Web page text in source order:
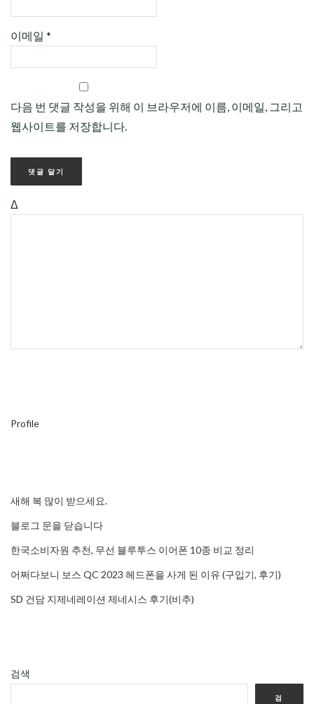
이메일 *
다음 번 댓글 작성을 위해 이 브라우저에 이름, 이메일, 그리고
웹사이트를 저장합니다.
Δ
Profile
새해 복 많이 받으세요.
블로그 문을 닫습니다
한국소비자원 추천, 무선 블루투스 이어폰 10종 비교 정리
어쩌다보니 보스 QC 2023 헤드폰을 사게 된 이유 (구입기, 후기)
SD 건담 지제네레이션 제네시스 후기(비추)
검색
검